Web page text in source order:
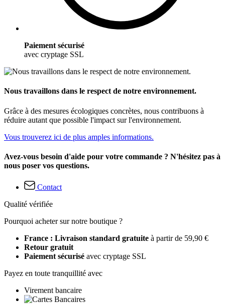
Paiement sécurisé
avec cryptage SSL
Nous travaillons dans le respect de notre environnement.
Grâce à des mesures écologiques concrètes, nous contribuons à
réduire autant que possible l'impact sur l'environnement.
Vous trouverez ici de plus amples informations.
Avez-vous besoin d'aide pour votre commande ? N'hésitez pas à
nous poser vos questions.
Contact
Qualité vérifiée
Pourquoi acheter sur notre boutique ?
France : Livraison standard gratuite à partir de 59,90 €
Retour gratuit
Paiement sécurisé avec cryptage SSL
Payez en toute tranquillité avec
Virement bancaire